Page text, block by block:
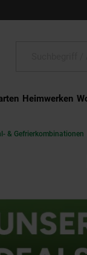
Heimwerken
& Gefrierkombinationen